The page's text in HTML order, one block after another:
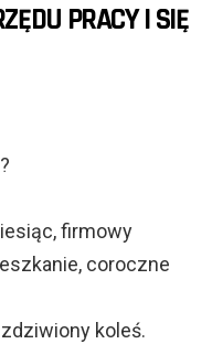
PRACY I SIĘ
firmowy
coroczne
koleś.